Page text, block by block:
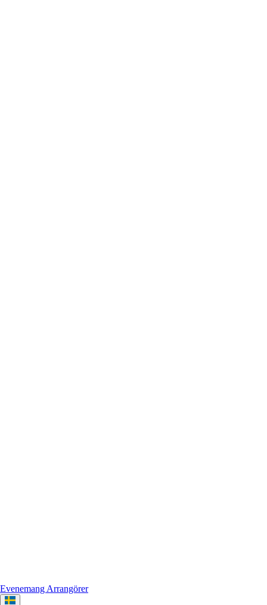
Evenemang Arrangörer